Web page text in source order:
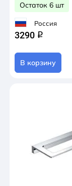
Остаток 6 шт
Россия
3290 q
В корзину